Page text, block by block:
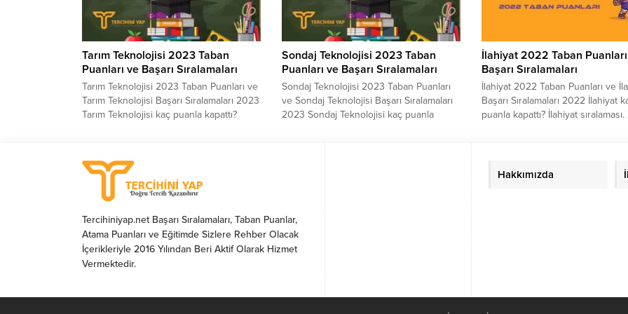
sorularının cevabı aşağıdaki tablomuzda
yer almaktadır. Sizler için...
almaktadır. Sizler için...
Tarım Teknolojisi 2023 Taban
Puanları ve Başarı Sıralamaları
Tarım Teknolojisi 2023 Taban Puanları ve
Tarım Teknolojisi Başarı Sıralamaları 2023
Tarım Teknolojisi kaç puanla kapattı?
Teknolojisi Taban Puanları 2023 ve Tarım
Teknolojisi Başarı Sıralamaları 2023
sorularının cevabı aşağıdaki tablomuzda
Sondaj Teknolojisi 2023 Taban
Puanları ve Başarı Sıralamaları
Sondaj Teknolojisi 2023 Taban Puanları
ve Sondaj Teknolojisi Başarı Sıralamaları
2023 Sondaj Teknolojisi kaç puanla
2023 yılında sınava girecek adayların en
çok merak ettiği konuların başında gelen
Sondaj Teknolojisi Taban Puanları 2023
ve Sondaj Teknolojisi Başarı Sıralamaları
2023 sorularının cevabı aşağıdaki
tablomuzda yer almaktadır. Sizler için...
İlahiyat 2022 Taban
Başarı Sıralamaları
İlahiyat 2022 Taban Puanları ve
Başarı Sıralamaları 2022 İlahiyat
puanla kapattı? İlahiyat
Başarı Sıralamaları 2022
Tercihiniyap.net Başarı Sıralamaları, Taban Puanlar,
Atama Puanları ve Eğitimde Sizlere Rehber Olacak
İçerikleriyle 2016 Yılından Beri Aktif Olarak Hizmet
Vermektedir.
Hakkımızda